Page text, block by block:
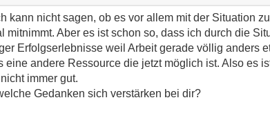
kann nicht sagen, ob es vor allem mit der Situation
mitnimmt. Aber es ist schon so, dass ich durch die
Erfolgserlebnisse weil Arbeit gerade völlig anders
eine andere Ressource die jetzt möglich ist. Also es
immer gut.
Gedanken sich verstärken bei dir?